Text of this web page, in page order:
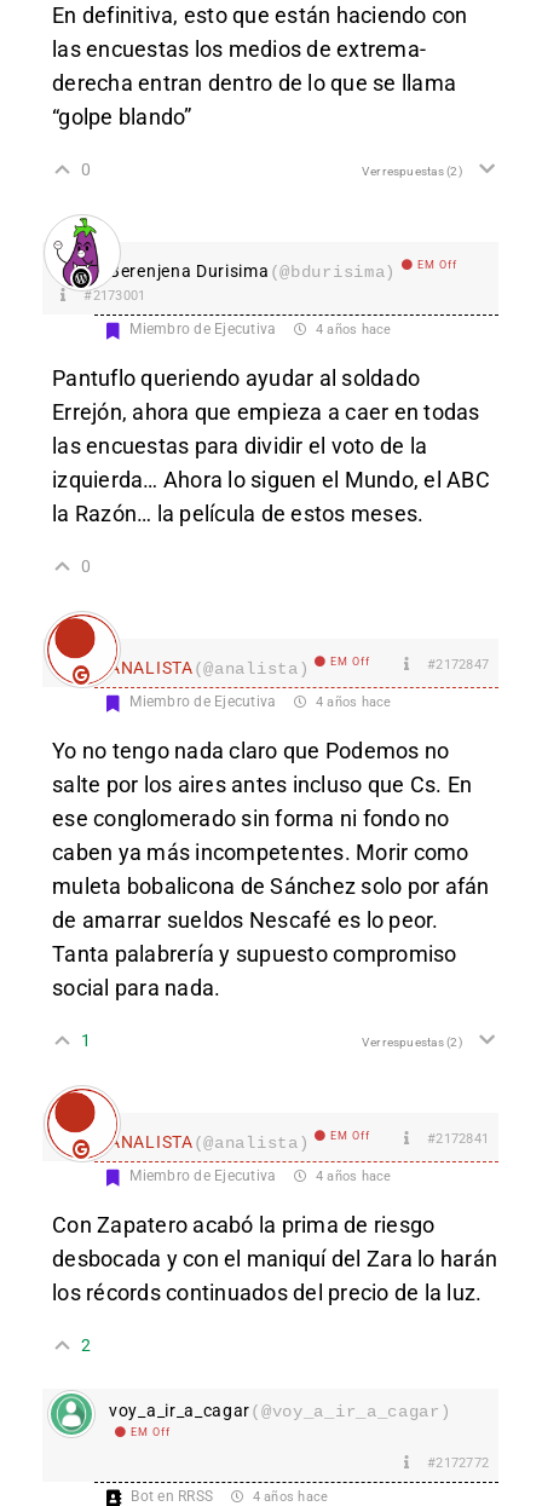
En definitiva, esto que están haciendo con
las encuestas los medios de extrema-
derecha entran dentro de lo que se llama
“golpe blando”
0 Ver respuestas(2)
Berenjena Durisima (@bdurisima) EM Off
#2173001
Miembro de Ejecutiva 4 años hace
Pantuflo queriendo ayudar al soldado
Errejón, ahora que empieza a caer en todas
las encuestas para dividir el voto de la
izquierda… Ahora lo siguen el Mundo, el ABC
la Razón… la película de estos meses.
0
ANALISTA(@analista) EM Off #2172847
Miembro de Ejecutiva 4 años hace
Yo no tengo nada claro que Podemos no
salte por los aires antes incluso que Cs. En
ese conglomerado sin forma ni fondo no
caben ya más incompetentes. Morir como
muleta bobalicona de Sánchez solo por afán
de amarrar sueldos Nescafé es lo peor.
Tanta palabrería y supuesto compromiso
social para nada.
1 Ver respuestas(2)
ANALISTA(@analista) EM Off #2172841
Miembro de Ejecutiva 4 años hace
Con Zapatero acabó la prima de riesgo
desbocada y con el maniquí del Zara lo harán
los récords continuados del precio de la luz.
2
voy_a_ir_a_cagar(@voy_a_ir_a_cagar)
EM Off
#2172772
Bot en RRSS 4 años hace